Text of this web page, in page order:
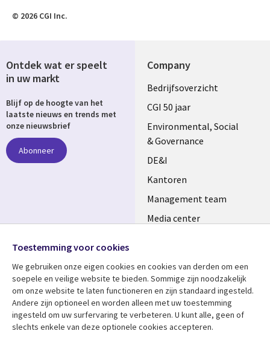
© 2026 CGI Inc.
Company
Useful
links
NETHERLANDS
Bedrijfsoverzicht
CGI 50 jaar
Environmental, Social
& Governance
DE&I
Kantoren
Management team
Media center
Bekijk meer
Library
Artikelen
Support
Legal
Disclaimer
Ontdek wat er speelt
in uw markt
Blijf op de hoogte van het
laatste nieuws en trends met
onze nieuwsbrief
Abonneer
Media
NETHERLANDS
Toestemming voor cookies
We gebruiken onze eigen cookies en cookies van derden om een ​​
soepele en veilige website te bieden. Sommige zijn noodzakelijk
om onze website te laten functioneren en zijn standaard ingesteld.
Andere zijn optioneel en worden alleen met uw toestemming
ingesteld om uw surfervaring te verbeteren. U kunt alle, geen of
slechts enkele van deze optionele cookies accepteren.